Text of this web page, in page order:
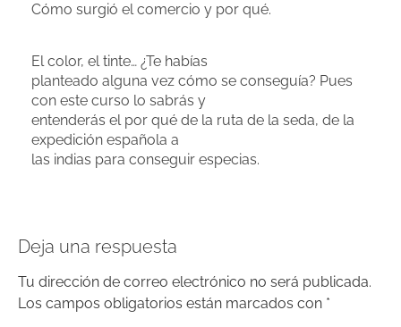
Cómo surgió el comercio y por qué.
El color, el tinte… ¿Te habías
planteado alguna vez cómo se conseguía? Pues
con este curso lo sabrás y
entenderás el por qué de la ruta de la seda, de la
expedición española a
las indias para conseguir especias.
Deja una respuesta
Tu dirección de correo electrónico no será publicada.
Los campos obligatorios están marcados con *